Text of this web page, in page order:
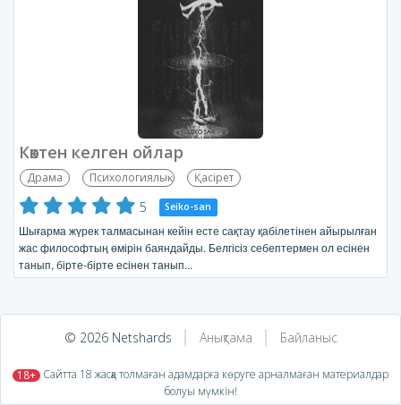
Көктен келген ойлар
Драма Психологиялық Қасірет
5 Seiko-san
Шығарма жүрек талмасынан кейін есте сақтау қабілетінен айырылған
жас философтың өмірін баяндайды. Белгісіз себептермен ол есінен
танып, бірте-бірте есінен танып...
© 2026 Netshards Анықтама Байланыс
18+ ​ Сайтта 18 жасқа толмаған адамдарға көруге арналмаған материалдар
болуы мүмкін!